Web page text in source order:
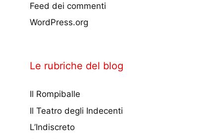
Feed dei commenti
WordPress.org
Le rubriche del blog
Il Rompiballe
Il Teatro degli Indecenti
L’Indiscreto